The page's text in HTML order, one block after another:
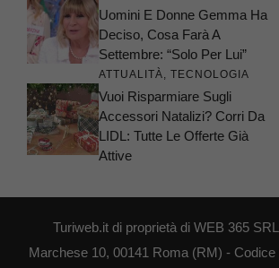
Uomini E Donne Gemma Ha
Deciso, Cosa Farà A
Settembre: “Solo Per Lui”
ATTUALITÀ TECNOLOGIA
Vuoi Risparmiare Sugli
Accessori Natalizi? Corri Da
LIDL: Tutte Le Offerte Già
Attive
Turiweb.it di proprietà di WEB 365
Marchese 10, 00141 Roma (RM) - Codice